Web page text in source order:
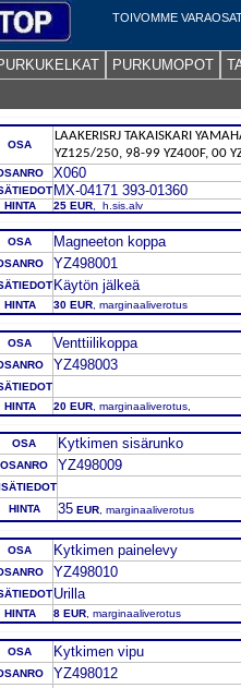
TOIVOMME
PURKUMOPOT
OSA
LAAKERISRJ TAKAISKARI
YZ125/250, 98-99 YZ400F, 00
X060
MX-04171 393-01360
HINTA 25 EUR , h.sis.alv
OSA Magneeton koppa
YZ498001
Käytön jälkeä
HINTA 30 EUR , marginaaliverotus
OSA Venttiilikoppa
YZ498003
HINTA
20 EUR , marginaaliverotus,
OSA Kytkimen sisärunko
OSANRO YZ498009
HINTA
35 EUR , marginaaliverotus
OSA Kytkimen painelevy
YZ498010
Urilla
HINTA 8 EUR , marginaaliverotus
OSA Kytkimen vipu
YZ498012